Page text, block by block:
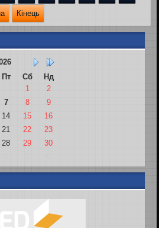
Кінець
Пт Сб
Нд
1
2
7 8
9
14 15
16
21 22
23
28 29
30